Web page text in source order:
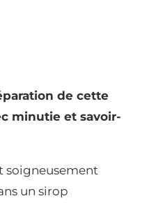
de cette
minutie et savoir-
soigneusement
un sirop